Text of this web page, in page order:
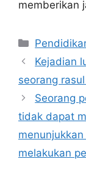
memberikan
Kategori
Kejadian
seorang
Seorang
tidak dapat
melakukan